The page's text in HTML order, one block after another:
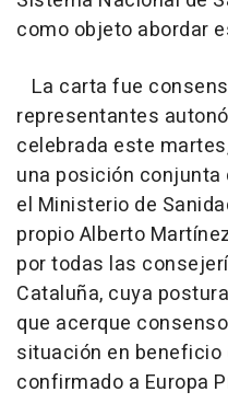
como objeto abordar
La carta fue
representantes
celebrada este
una posición
el Ministerio de
propio Alberto
por todas las
Cataluña, cuya
que acerque
situación en beneficio
confirmado a Europa